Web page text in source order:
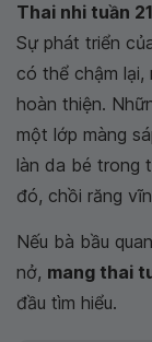
Thai nhi tuần 21
Sự phát triển
có thể chậm
hoàn thiện.
một lớp màng
làn da bé trong
đó, chồi răng
Nếu bà bầu
nở, mang thai
đầu tìm hiểu.